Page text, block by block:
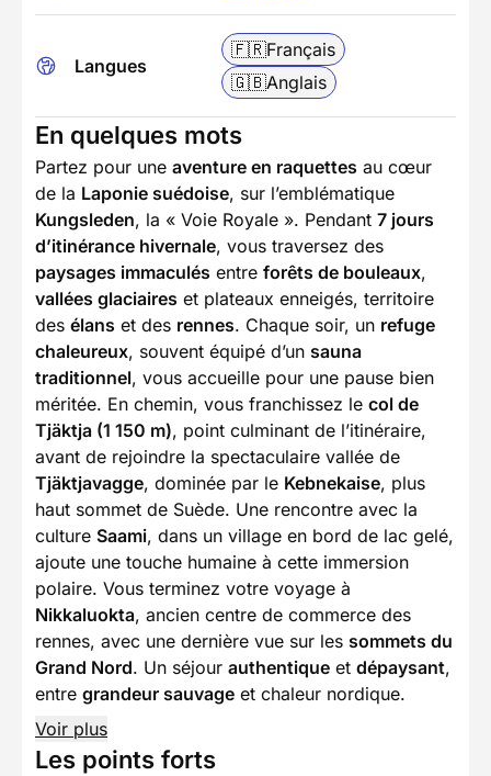
Langues
🇫🇷Français
🇬🇧Anglais
En quelques mots
Partez pour une aventure en raquettes au cœur
de la Laponie suédoise, sur l’emblématique
Kungsleden, la « Voie Royale ». Pendant 7 jours
d’itinérance hivernale, vous traversez des
paysages immaculés entre forêts de bouleaux,
vallées glaciaires et plateaux enneigés, territoire
des élans et des rennes. Chaque soir, un refuge
chaleureux, souvent équipé d’un sauna
traditionnel, vous accueille pour une pause bien
méritée. En chemin, vous franchissez le col de
Tjäktja (1 150 m), point culminant de l’itinéraire,
avant de rejoindre la spectaculaire vallée de
Tjäktjavagge, dominée par le Kebnekaise, plus
haut sommet de Suède. Une rencontre avec la
culture Saami, dans un village en bord de lac gelé,
ajoute une touche humaine à cette immersion
polaire. Vous terminez votre voyage à
Nikkaluokta, ancien centre de commerce des
rennes, avec une dernière vue sur les sommets du
Grand Nord. Un séjour authentique et dépaysant,
entre grandeur sauvage et chaleur nordique.
Voir plus
Les points forts